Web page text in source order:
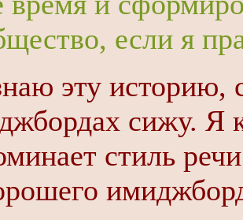
если я
эту историю,
сижу. Я
стиль